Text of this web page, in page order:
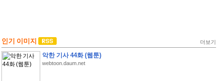
인기 이미지 더보기
악한 기사 44화 (웹툰)
webtoon.daum.net